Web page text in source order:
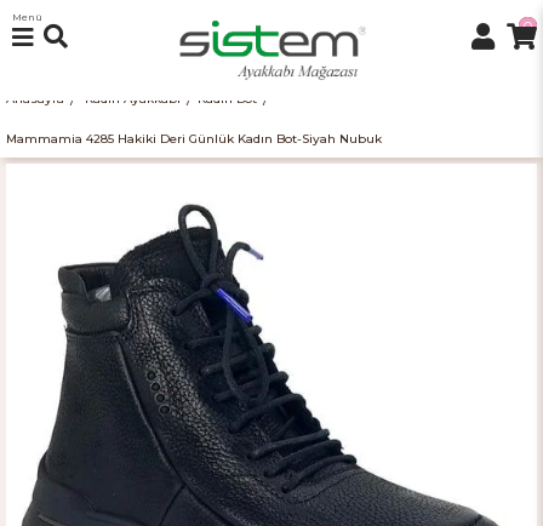
0
Menü
Anasayfa Kadın Ayakkabı Kadın Bot
Mammamia 4285 Hakiki Deri Günlük Kadın Bot-Siyah Nubuk